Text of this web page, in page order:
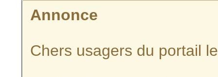
Annonce
Chers usagers du portail